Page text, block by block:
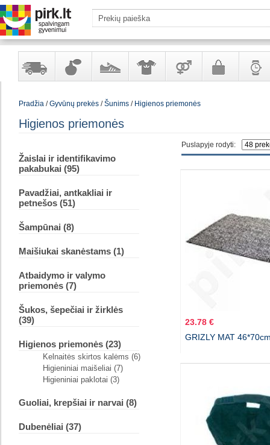
Yra
Kvepalai
kosmetika
Avalynė AprangaPrekės
Pradžia/Gyvūnų prekės/Šunims/ Higienos priemonės
Higienos priemonės
Puslapyje rodyti:
Žaislai ir identifikavimo
pakabukai (95)
Pavadžiai, antkakliai ir
petnešos (51)
Šampūnai (8)
Maišiukai skanėstams (1)
Atbaidymo ir valymo
priemonės (7)
Šukos, šepečiai ir žirklės
(39)
Higienos priemonės (23)
Kelnaitės skirtos kalėms (6)
Higieniniai maišeliai (7)
Higieniniai paklotai (3)
Guoliai, krepšiai ir narvai (8)
Dubenėliai (37)
23.78 €
GRIZLY MAT